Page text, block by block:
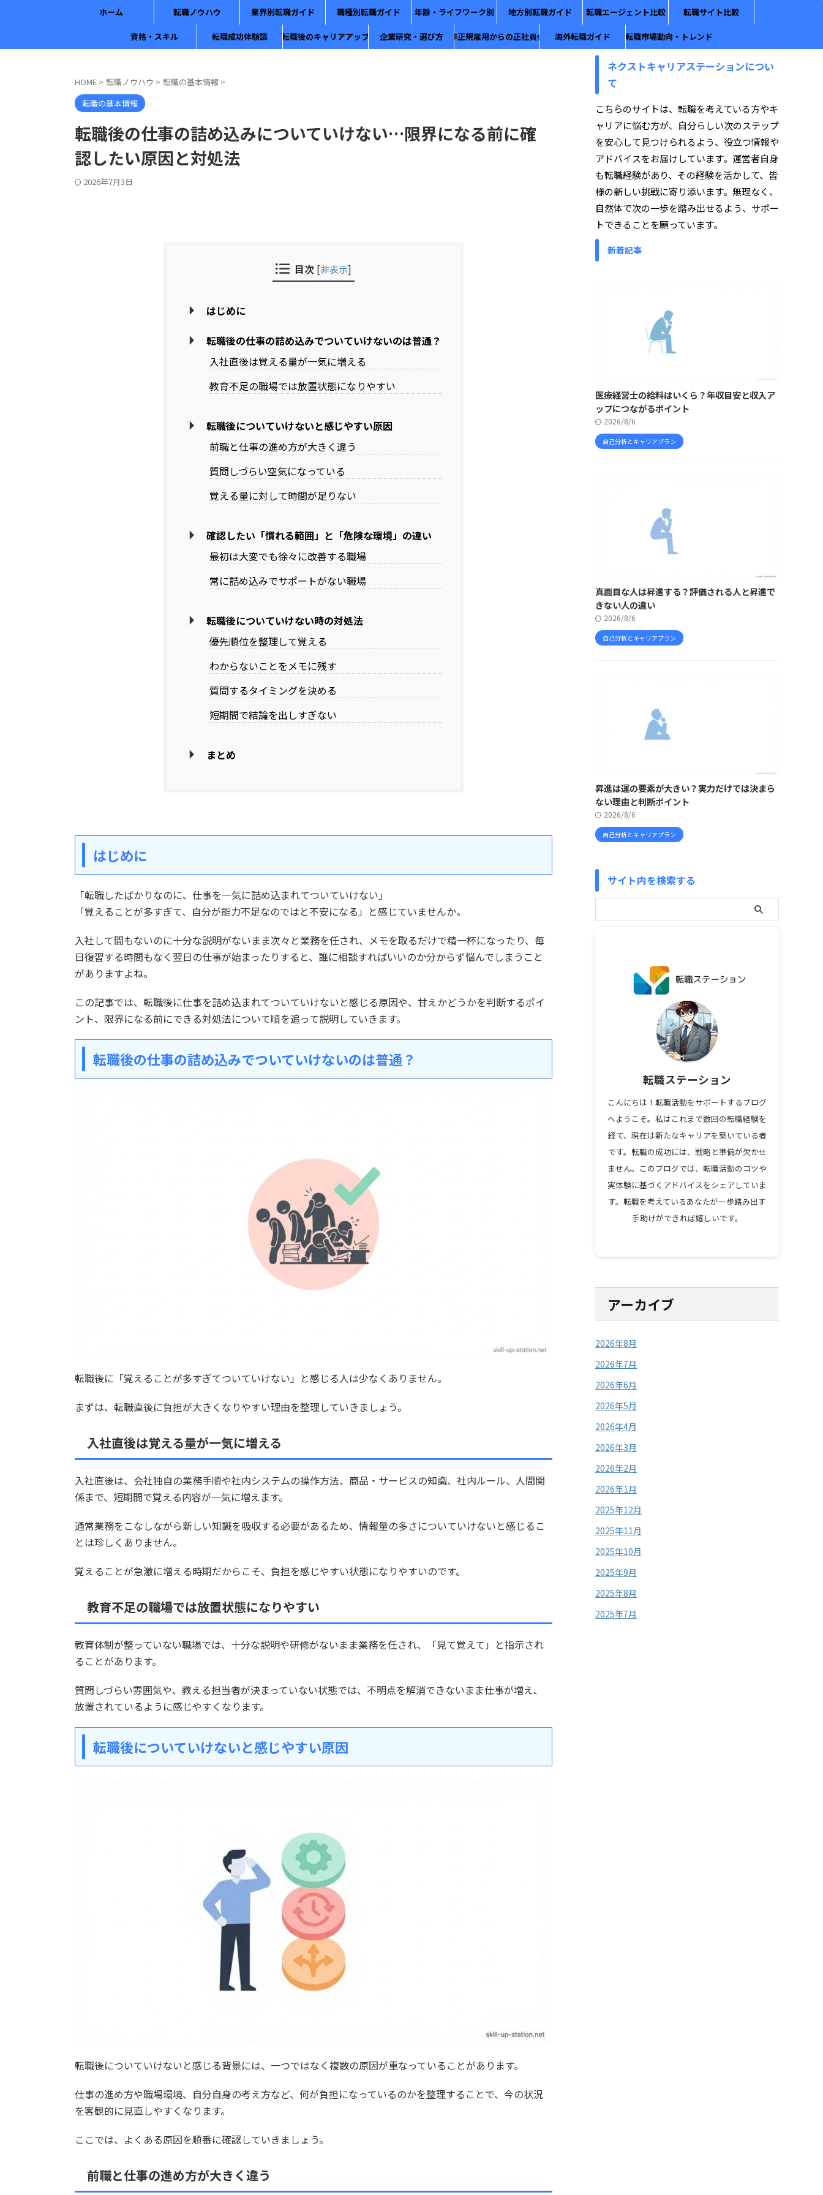
ホーム 転職ノウハウ 業界別転職ガイド 職種別転職ガイド 年齢・ライフワーク別 地方別転職ガイド 転職エージェント比較 転職サイト比較
資格・スキル 転職成功体験談 転職後のキャリアアップ 企業研究・選び方 非正規雇用からの正社員化 海外転職ガイド 転職市場動向・トレンド
HOME > 転職ノウハウ > 転職の基本情報 >
転職の基本情報
転職後の仕事の詰め込みについていけない…限界になる前に確
認したい原因と対処法
2026年7月3日
目次 [非表示]
はじめに
転職後の仕事の詰め込みでついていけないのは普通？
入社直後は覚える量が一気に増える
教育不足の職場では放置状態になりやすい
転職後についていけないと感じやすい原因
前職と仕事の進め方が大きく違う
質問しづらい空気になっている
覚える量に対して時間が足りない
確認したい「慣れる範囲」と「危険な環境」の違い
最初は大変でも徐々に改善する職場
常に詰め込みでサポートがない職場
転職後についていけない時の対処法
優先順位を整理して覚える
わからないことをメモに残す
質問するタイミングを決める
短期間で結論を出しすぎない
まとめ
はじめに
「転職したばかりなのに、仕事を一気に詰め込まれてついていけない」
「覚えることが多すぎて、自分が能力不足なのではと不安になる」と感じていませんか。
入社して間もないのに十分な説明がないまま次々と業務を任され、メモを取るだけで精一杯になったり、毎
日復習する時間もなく翌日の仕事が始まったりすると、誰に相談すればいいのか分からず悩んでしまうこと
がありますよね。
この記事では、転職後に仕事を詰め込まれてついていけないと感じる原因や、甘えかどうかを判断するポイ
ント、限界になる前にできる対処法について順を追って説明していきます。
転職後の仕事の詰め込みでついていけないのは普通？
転職後に「覚えることが多すぎてついていけない」と感じる人は少なくありません。
まずは、転職直後に負担が大きくなりやすい理由を整理していきましょう。
入社直後は覚える量が一気に増える
入社直後は、会社独自の業務手順や社内システムの操作方法、商品・サービスの知識、社内ルール、人間関
係まで、短期間で覚える内容が一気に増えます。
通常業務をこなしながら新しい知識を吸収する必要があるため、情報量の多さについていけないと感じるこ
とは珍しくありません。
覚えることが急激に増える時期だからこそ、負担を感じやすい状態になりやすいのです。
教育不足の職場では放置状態になりやすい
教育体制が整っていない職場では、十分な説明や研修がないまま業務を任され、「見て覚えて」と指示され
ることがあります。
質問しづらい雰囲気や、教える担当者が決まっていない状態では、不明点を解消できないまま仕事が増え、
放置されているように感じやすくなります。
転職後についていけないと感じやすい原因
転職後についていけないと感じる背景には、一つではなく複数の原因が重なっていることがあります。
仕事の進め方や職場環境、自分自身の考え方など、何が負担になっているのかを整理することで、今の状況
を客観的に見直しやすくなります。
ここでは、よくある原因を順番に確認していきましょう。
前職と仕事の進め方が大きく違う
ネクストキャリアステーションについ
て
こちらのサイトは、転職を考えている方やキ
ャリアに悩む方が、自分らしい次のステップ
を安心して見つけられるよう、役立つ情報や
アドバイスをお届けしています。運営者自身
も転職経験があり、その経験を活かして、皆
様の新しい挑戦に寄り添います。無理なく、
自然体で次の一歩を踏み出せるよう、サポー
トできることを願っています。
新着記事
医療経営士の給料はいくら？年収目安と収入ア
ップにつながるポイント
2026/8/6
自己分析とキャリアプラン
真面目な人は昇進する？評価される人と昇進で
きない人の違い
2026/8/6
自己分析とキャリアプラン
昇進は運の要素が大きい？実力だけでは決まら
ない理由と判断ポイント
2026/8/6
自己分析とキャリアプラン
サイト内を検索する
転職ステーション
こんにちは！転職活動をサポートするブログ
へようこそ。私はこれまで数回の転職経験を
経て、現在は新たなキャリアを築いている者
です。転職の成功には、戦略と準備が欠かせ
ません。このブログでは、転職活動のコツや
実体験に基づくアドバイスをシェアしていま
す。転職を考えているあなたが一歩踏み出す
手助けができれば嬉しいです。
アーカイブ
2026年8月
2026年7月
2026年6月
2026年5月
2026年4月
2026年3月
2026年2月
2026年1月
2025年12月
2025年11月
2025年10月
2025年9月
2025年8月
2025年7月